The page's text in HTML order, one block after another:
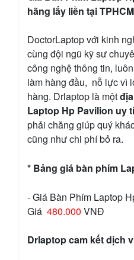
hãng lấy liền tại TPHCM
DoctorLaptop với kinh
cùng đội ngũ kỹ sư
công nghệ thông tin,
làm hàng đầu, nỗ lực vì
hàng. Drlaptop là một
Laptop Hp Pavilion uy
phải chăng giúp quý
cũng như chi phí bỏ ra.
* Bảng giá bàn phím
- Giá Bàn Phím Laptop
Giá 480.000 VNĐ
Drlaptop cam kết dịch